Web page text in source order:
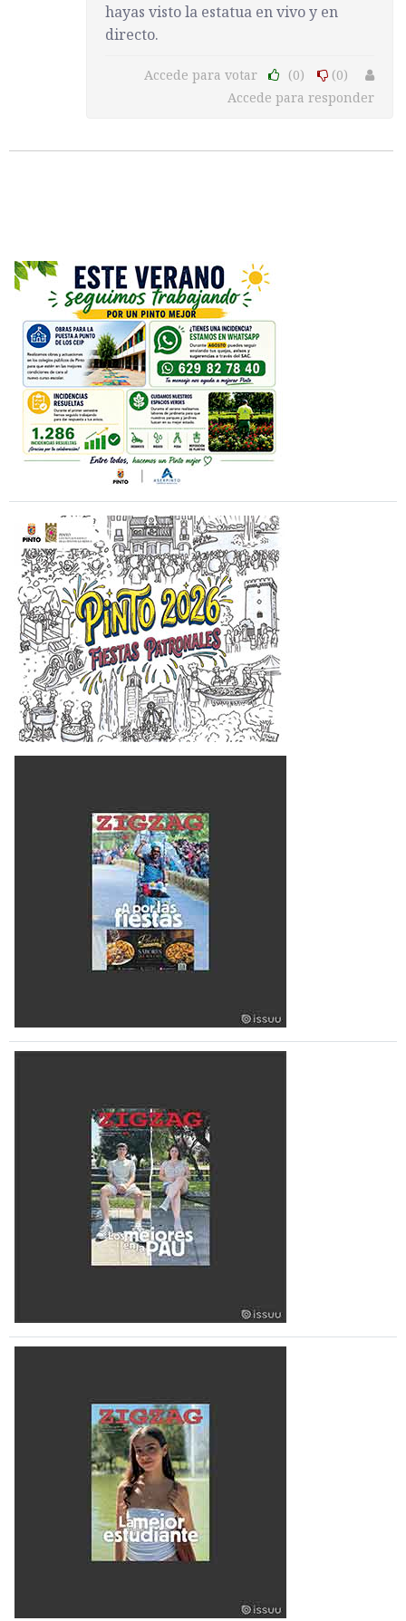
hayas visto la estatua en vivo y en
directo.
Accede para votar (0)
(0)
Accede para responder